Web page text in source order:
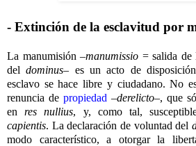
- Extinción de la esclavitud por
La manumisión –manumissio = salida de
deldominus– es un acto de
esclavo se hace libre y ciudadano. No
renuncia de propiedad –derelicto–, que
enres nullius, y, como tal,
capientis. La declaración de voluntad del
modo característico, a otorgar la